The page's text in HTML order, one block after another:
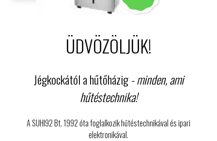
ÜDVÖZÖLJÜK!
Jégkockától a hűtőházig- minden, ami
hűtéstechnika!
A SUHI92 Bt. 1992 óta foglalkozik hűtéstechnikával és ipari
elektronikával.